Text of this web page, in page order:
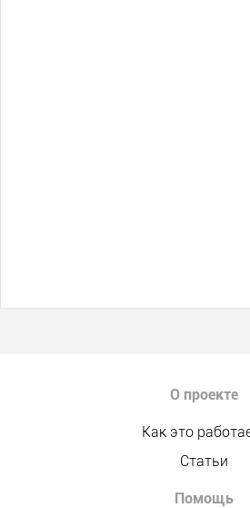
О проекте
Как это
Статьи
Помощь